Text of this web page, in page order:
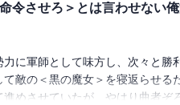
令させろ＞とは言わせない
に軍師として味方し、次々と勝利
敵の＜黒の魔女＞を寝返らせる
めさせていたが、やはり曲者ぞ